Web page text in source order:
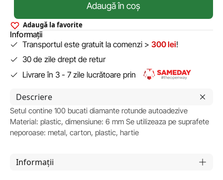
Adaugă în coș
Adaugă la favorite
Informații
Transportul este gratuit la comenzi > 300 lei!
30 de zile drept de retur
Livrare în 3 - 7 zile lucrătoare prin
Descriere
Setul contine 100 bucati diamante rotunde autoadezive
Material: plastic, dimensiune: 6 mm Se utilizeaza pe suprafete
neporoase: metal, carton, plastic, hartie
Informații